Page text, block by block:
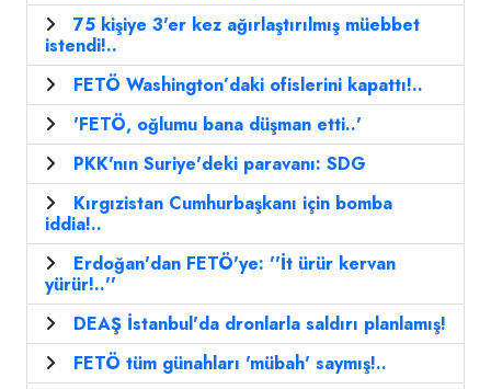
75 kişiye 3'er kez ağırlaştırılmış müebbet
istendi!..
FETÖ Washington’daki ofislerini kapattı!..
'FETÖ, oğlumu bana düşman etti..'
PKK'nın Suriye'deki paravanı: SDG
Kırgızistan Cumhurbaşkanı için bomba
iddia!..
Erdoğan'dan FETÖ'ye: ''İt ürür kervan
yürür!..''
DEAŞ İstanbul'da dronlarla saldırı planlamış!
FETÖ tüm günahları 'mübah' saymış!..